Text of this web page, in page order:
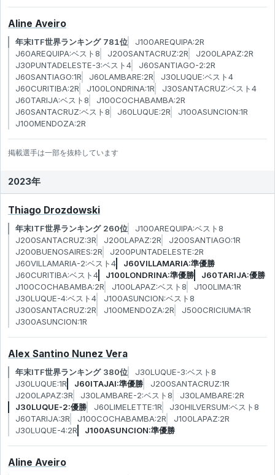
Aline Aveiro
年末ITF世界ランキング 781位
J100AREQUIPA:2R
J60AREQUIPA:ベスト8
J200SANTACRUZ:2R
J200LAPAZ:2R
J30PUNTADELESTE-3:ベスト4
J60SANTIAGO-2:2R
J60SANTIAGO:1R
J60LAMBARE:2R
J30LUQUE:ベスト4
J60CURITIBA:2R
J100LONDRINA:1R
J30SANTACRUZ:ベスト4
J60TARIJA:ベスト8
J100COCHABAMBA:2R
J60SANTACRUZ:ベスト8
J60LUQUE:2R
J100ASUNCION:1R
J100MENDOZA:2R
掲載選手は一部を抜粋しています
2023年
Thiago Drozdowski
年末ITF世界ランキング 260位
J100AREQUIPA:ベスト8
J200SANTACRUZ:3R
J200LAPAZ:2R
J200SANTIAGO:1R
J200BUENOSAIRES:2R
J200PUNTADELESTE:2R
J60VILLAMARIA-2:ベスト4
J60VILLAMARIA:準優勝
J60CURITIBA:ベスト4
J100LONDRINA:準優勝
J60TARIJA:優勝
J100COCHABAMBA:2R
J100LAPAZ:ベスト8
J100LIMA:1R
J30LUQUE-4:ベスト4
J100ASUNCION:ベスト8
J300SANTACRUZ:2R
J100MENDOZA:2R
J500CRICIUMA:1R
J300ASUNCION:1R
Alex Santino Nunez Vera
年末ITF世界ランキング 380位
J30LUQUE-3:ベスト8
J30LUQUE:1R
J60ITAJAI:準優勝
J200SANTACRUZ:1R
J200LAPAZ:3R
J30LAMBARE-2:ベスト8
J30LAMBARE:2R
J30LUQUE-2:優勝
J60LIMELETTE:1R
J30HILVERSUM:ベスト8
J60TARIJA:3R
J100COCHABAMBA:2R
J100LAPAZ:2R
J30LUQUE-4:2R
J100ASUNCION:準優勝
Aline Aveiro